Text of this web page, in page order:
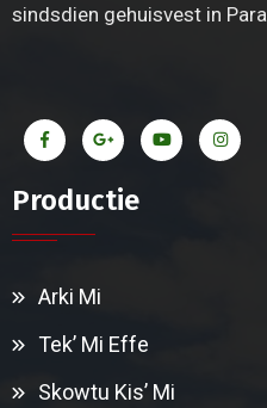
sindsdien gehuisvest in
Productie
Arki Mi
Tek’ Mi Effe
Skowtu Kis’ Mi